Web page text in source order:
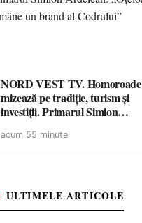
NORD VEST TV. Homoroade
mizează pe tradiție, turism și
investiții. Primarul Simion
brand al Codrului”
acum 55 minute
ULTIMELE ARTICOLE